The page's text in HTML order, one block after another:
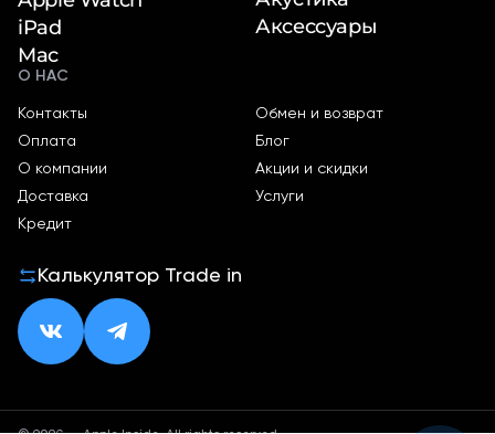
iPad
Mac
Аксессуары
О НАС
Контакты
Оплата
О компании
Доставка
Кредит
Обмен и возврат
Блог
Акции и скидки
Услуги
Калькулятор Trade in